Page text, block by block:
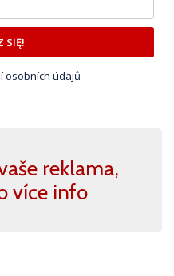
SIĘ!
osobních údajů
reklama,
více info